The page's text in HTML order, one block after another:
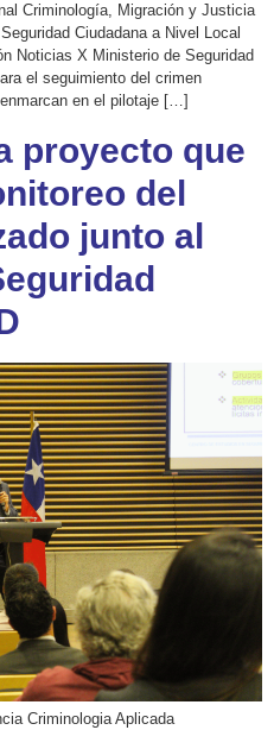
Criminología, Migración y Justicia
Ciudadana a Nivel Local
Noticias X Ministerio de Seguridad
el seguimiento del crimen
en el pilotaje […]
proyecto que
del
junto al
Criminologia Aplicada